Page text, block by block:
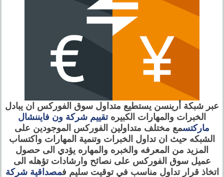
عبر شبكة أرينسن يستطيع متداول سوق الفوركس ان يبادل
الخبرات والمهارات الكبيرهتقييم شركة ون فايننشال
ماركتسمع مختلف متداولين الفوركس الموجودين على
الشبكه حيث ان تداول الخبرات وتنمية المهارات واكتساب
المزيد من المعرفه والخبره والمهاره يؤدي الى حصول
عميل سوق الفوركس على نصائح وارشادات تؤهله الى
اتخاذ قرار تداول مناسب في توقيت سليم فمصداقية شركة